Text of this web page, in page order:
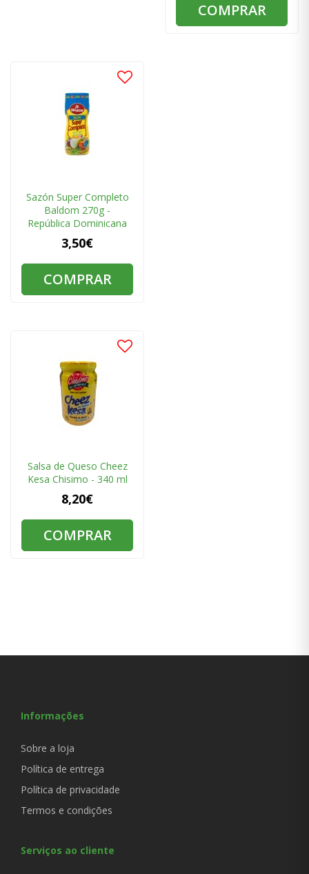
COMPRAR
Sazón Super Completo
Baldom 270g -
República Dominicana
3,50€
COMPRAR
Salsa de Queso Cheez
Kesa Chisimo - 340 ml
8,20€
COMPRAR
Informações
Sobre a loja
Política de entrega
Política de privacidade
Termos e condições
Serviços ao cliente